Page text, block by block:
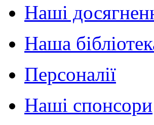
Наші
Наша
Персоналії
Наші спонсори